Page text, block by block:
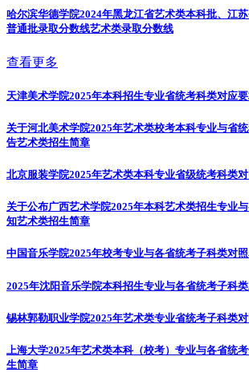
哈尔滨华德学院2024年黑龙江省艺术类本科批、江
普通批录取分数线艺术类录取分数线
查看更多
天津美术学院2025年本科招生专业省统考科类对应
关于河北美术学院2025年艺术类校考本科专业与省
告艺术类招生简章
北京服装学院2025年艺术类本科专业省级统考科类
关于公布广西艺术学院2025年本科艺术类招生专业
知艺术类招生简章
中国音乐学院2025年校考专业与各省统考子科类对
2025年沈阳音乐学院本科招生专业与各省统考子科
锡林郭勒职业学院2025年艺术类专业省统考子科类
上海大学2025年艺术类本科（校考）专业与各省统
生简章